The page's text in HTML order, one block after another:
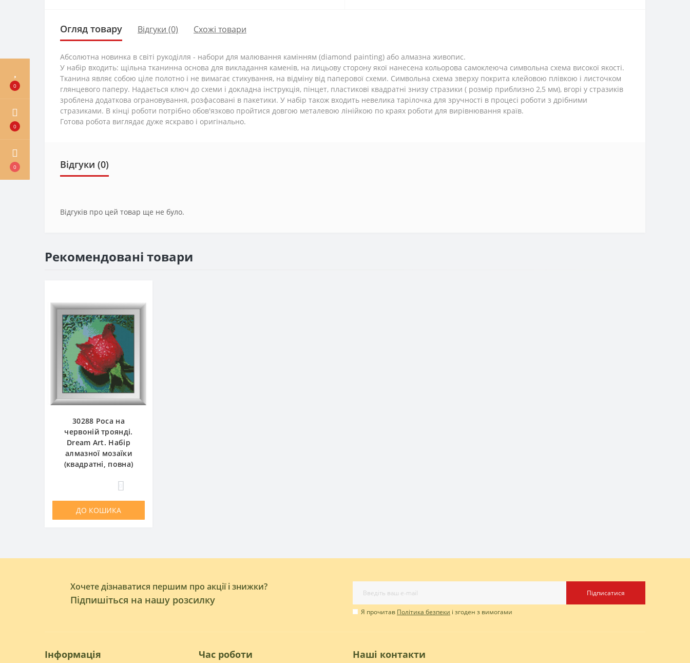
0
0
0
Огляд товару Відгуки (0) Схожі товари
Абсолютна новинка в світі рукоділля - набори для малювання камінням (diamond painting) або алмазна живопис.
У набір входить: щільна тканинна основа для викладання каменів, на лицьову сторону якої нанесена кольорова самоклеюча символьна схема високої якості.
Тканина являє собою ціле полотно і не вимагає стикування, на відміну від паперової схеми. Символьна схема зверху покрита клейовою плівкою і листочком
глянцевого паперу. Надається ключ до схеми і докладна інструкція, пінцет, пластикові квадратні знизу стразики ( розмір приблизно 2,5 мм), вгорі у стразиків
зроблена додаткова ограновування, розфасовані в пакетики. У набір також входить невелика тарілочка для зручності в процесі роботи з дрібними
стразиками. В кінці роботи потрібно обов'язково пройтися довгою металевою лінійкою по краях роботи для вирівнювання країв.
Готова робота виглядає дуже яскраво і оригінально.
Відгуки (0)
Відгуків про цей товар ще не було.
Рекомендовані товари
30288 Роса на
червоній троянді.
Dream Art. Набір
алмазної мозаїки
(квадратні, повна)
ДО КОШИКА
Хочете дізнаватися першим про акції і знижки?
Підпишіться на нашу розсилку
Підписатися
Я прочитав Політика безпеки і згоден з вимогами
Інформація Час роботи Наші контакти